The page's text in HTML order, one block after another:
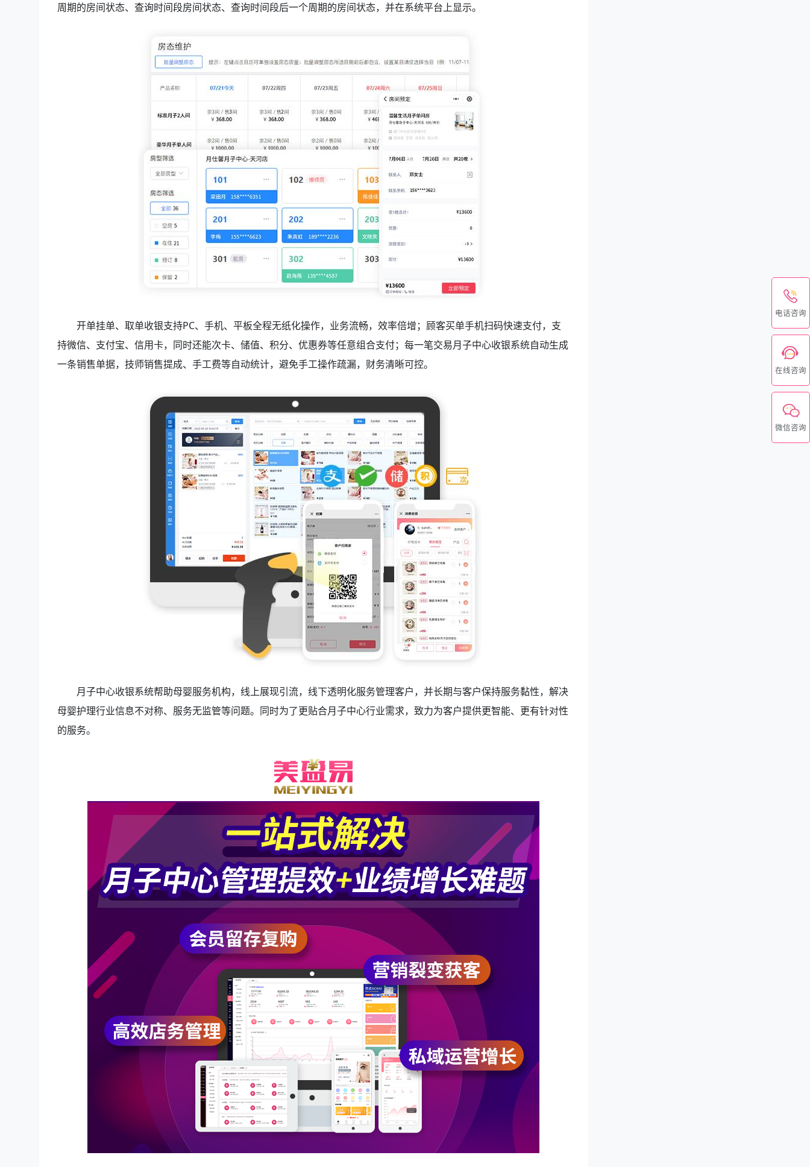
周期的房间状态、查询时间段房间状态、查询时间段后一个周期的房间状态，并在系统平台上显示。
开单挂单、取单收银支持PC、手机、平板全程无纸化操作，业务流畅，效率倍增；顾客买单手机扫码快速支付，支
持微信、支付宝、信用卡，同时还能次卡、储值、积分、优惠券等任意组合支付；每一笔交易月子中心收银系统自动生成
一条销售单据，技师销售提成、手工费等自动统计，避免手工操作疏漏，财务清晰可控。
月子中心收银系统帮助母婴服务机构，线上展现引流，线下透明化服务管理客户，并长期与客户保持服务黏性，解决
母婴护理行业信息不对称、服务无监管等问题。同时为了更贴合月子中心行业需求，致力为客户提供更智能、更有针对性
的服务。
电话咨询
在线咨询
微信咨询